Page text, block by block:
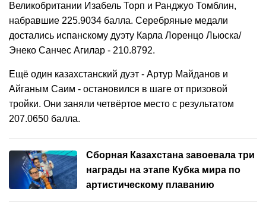
Великобритании Изабель Торп и Ранджуо Томблин,
набравшие 225.9034 балла. Серебряные медали
достались испанскому дуэту Карла Лоренцо Льюска/
Энеко Санчес Агилар - 210.8792.
Ещё один казахстанский дуэт - Артур Майданов и
Айганым Саим - остановился в шаге от призовой
тройки. Они заняли четвёртое место с результатом
207.0650 балла.
Сборная Казахстана завоевала три
награды на этапе Кубка мира по
артистическому плаванию